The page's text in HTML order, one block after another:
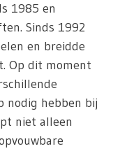
1985 en
Sinds 1992
en breidde
Op dit moment
nodig hebben bij
niet alleen